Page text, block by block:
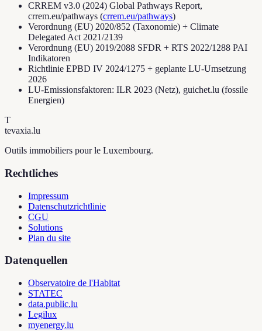
CRREM v3.0 (2024) Global Pathways Report,
crrem.eu/pathways (crrem.eu/pathways)
Verordnung (EU) 2020/852 (Taxonomie) + Climate
Delegated Act 2021/2139
Verordnung (EU) 2019/2088 SFDR + RTS 2022/1288 PAI
Indikatoren
Richtlinie EPBD IV 2024/1275 + geplante LU-Umsetzung
2026
LU-Emissionsfaktoren: ILR 2023 (Netz), guichet.lu (fossile
Energien)
T
tevaxia.lu
Outils immobiliers pour le Luxembourg.
Rechtliches
Impressum
Datenschutzrichtlinie
CGU
Solutions
Plan du site
Datenquellen
Observatoire de l'Habitat
STATEC
data.public.lu
Legilux
myenergy.lu